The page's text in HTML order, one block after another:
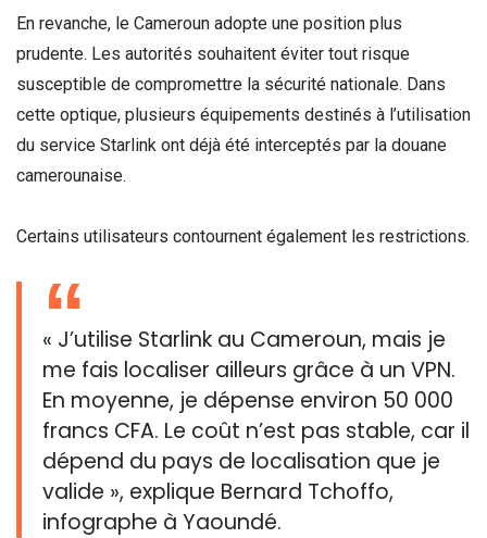
En revanche, le Cameroun adopte une position plus
prudente. Les autorités souhaitent éviter tout risque
susceptible de compromettre la sécurité nationale. Dans
cette optique, plusieurs équipements destinés à l’utilisation
du service Starlink ont déjà été interceptés par la douane
camerounaise.
Certains utilisateurs contournent également les restrictions.
« J’utilise Starlink au Cameroun, mais je
me fais localiser ailleurs grâce à un VPN.
En moyenne, je dépense environ 50 000
francs CFA. Le coût n’est pas stable, car il
dépend du pays de localisation que je
valide », explique Bernard Tchoffo,
infographe à Yaoundé.